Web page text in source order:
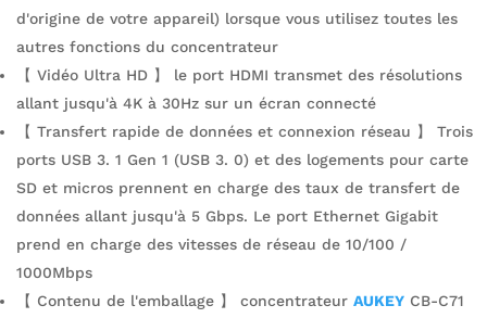
d'origine de votre appareil) lorsque vous utilisez toutes les
autres fonctions du concentrateur
【 Vidéo Ultra HD 】 le port HDMI transmet des résolutions
allant jusqu'à 4K à 30Hz sur un écran connecté
【 Transfert rapide de données et connexion réseau 】 Trois
ports USB 3. 1 Gen 1 (USB 3. 0) et des logements pour carte
SD et micros prennent en charge des taux de transfert de
données allant jusqu'à 5 Gbps. Le port Ethernet Gigabit
prend en charge des vitesses de réseau de 10/100 /
1000Mbps
【 Contenu de l'emballage 】 concentrateurAUKEY CB-C71